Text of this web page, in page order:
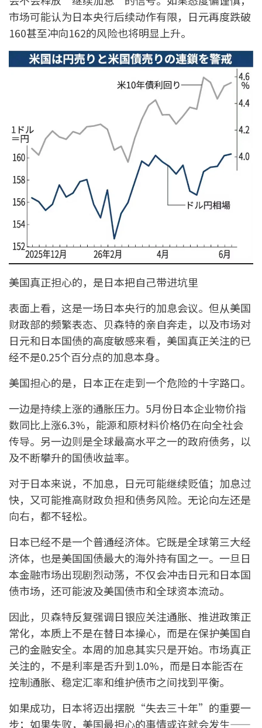
市场可能认为日本央行后续动作有限，日元再度跌破
160甚至冲向162的风险也将明显上升。
美国真正担心的，是日本把自己带进坑里
表面上看，这是一场日本央行的加息会议。但从美国
财政部的频繁表态、贝森特的亲自奔走，以及市场对
日元和日本国债的高度敏感来看，美国真正关注的已
经不是0.25个百分点的加息本身。
美国担心的是，日本正在走到一个危险的十字路口。
一边是持续上涨的通胀压力。5月份日本企业物价指
数同比上涨6.3%，能源和原材料价格仍在向全社会
传导。另一边则是全球最高水平之一的政府债务，以
及不断攀升的国债收益率。
对于日本来说，不加息，日元可能继续贬值；加息过
快，又可能推高财政负担和债务风险。无论向左还是
向右，都不轻松。
日本已经不是一个普通经济体。它既是全球第三大经
济体，也是美国国债最大的海外持有国之一。一旦日
本金融市场出现剧烈动荡，不仅会冲击日元和日本国
债市场，还可能波及美国债市和全球资本流动。
因此，贝森特反复强调日银应关注通胀、推进政策正
常化，本质上不是在替日本操心，而是在保护美国自
己的金融安全。本周的加息其实只是开始。市场真正
关注的，不是利率是否升到1.0%，而是日本能否在
控制通胀、稳定汇率和维护债市之间找到平衡。
如果成功，日本将迈出摆脱“失去三十年”的重要一
步；如果失败，美国最担心的事情或许就会发生——